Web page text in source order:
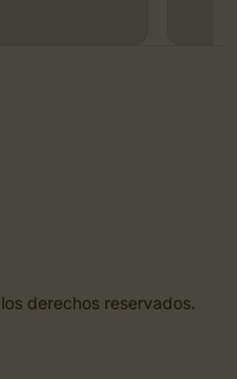
derechos reservados.